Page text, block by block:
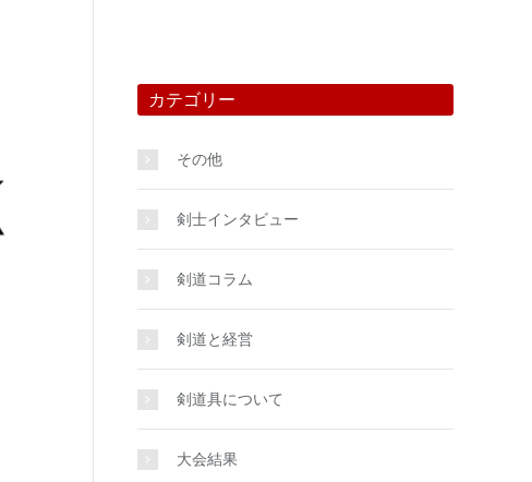
カテゴリー
その他
剣士インタビュー
剣道コラム
剣道と経営
剣道具について
大会結果